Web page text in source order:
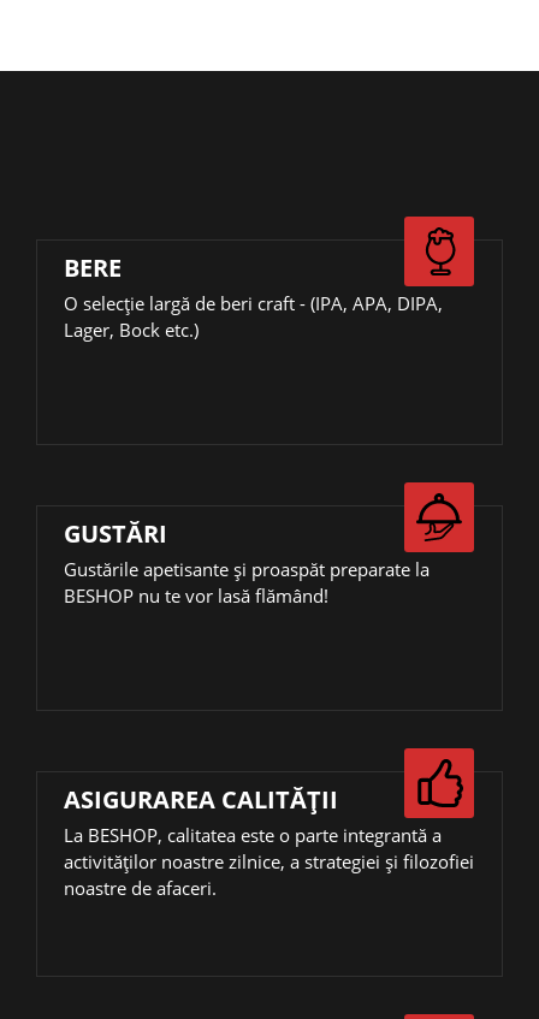
BERE
О selecție largă de beri craft - (IPA, APA, DIPA,
Lager, Bock etc.)
GUSTĂRI
Gustările apetisante și proaspăt preparate la
BESHOP nu te vor lasă flămând!
ASIGURAREA CALITĂȚII
La BESHOP, calitatea este o parte integrantă a
activităţilor noastre zilnice, a strategiei și filozofiei
noastre de afaceri.